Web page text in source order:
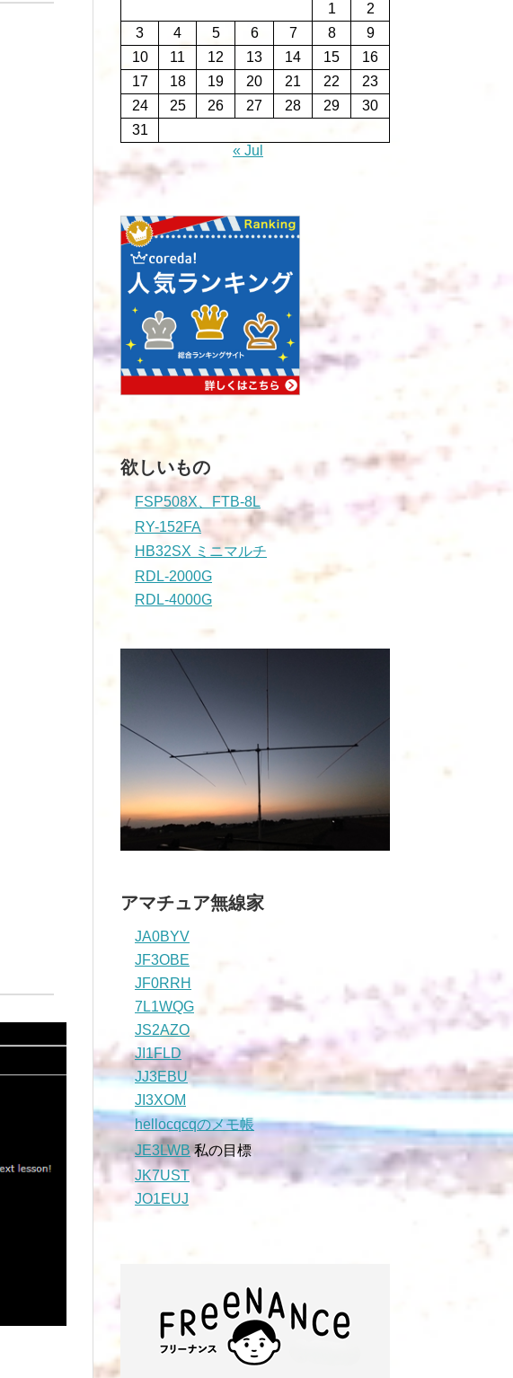
1
2
3
4 5 6 7 8
9
10
11 12 13 14 15
16
17
18 19 20 21 22
23
24
25 26 27 28 29
30
31
« Jul
欲しいもの
FSP508X、FTB-8L
RY-152FA
HB32SX ミニマルチ
RDL-2000G
RDL-4000G
アマチュア無線家
JA0BYV
JF3OBE
JF0RRH
7L1WQG
JS2AZO
JI1FLD
JJ3EBU
JI3XOM
hellocqcqのメモ帳
JE3LWB私の目標
JK7UST
JO1EUJ